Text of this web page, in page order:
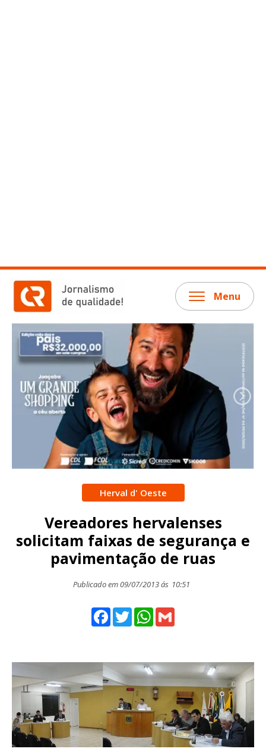
Menu
Herval d' Oeste
Vereadores hervalenses
solicitam faixas de segurança e
pavimentação de ruas
Publicado em 09/07/2013 ás 10:51
Facebook
TwitterWhatsApp